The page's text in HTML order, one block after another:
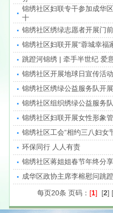
锦绣社区妇联专干参加成华
十
锦绣社区绣绿志愿者开展门
锦绣社区妇联开展“蓉城幸福
跳蹬河锦绣 | 牵手半世纪
锦绣社区开展地球日宣传活动
锦绣社区绣绿公益服务队开
锦绣社区组织绣绿公益服务
锦绣社区妇联开展女性形象
锦绣社区工会“相约三八妇女
环保同行 人人有责
锦绣社区蒋姐姐春节年终分
成华区政协主席李榕慰问跳
每页20条 页码： [1] [2] [